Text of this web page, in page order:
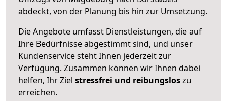
abdeckt, von der Planung bis hin zur Umsetzung.
Die Angebote umfasst Dienstleistungen, die auf
Ihre Bedürfnisse abgestimmt sind, und unser
Kundenservice steht Ihnen jederzeit zur
Verfügung. Zusammen können wir Ihnen dabei
helfen, Ihr Ziel stressfrei und reibungsloszu
erreichen.